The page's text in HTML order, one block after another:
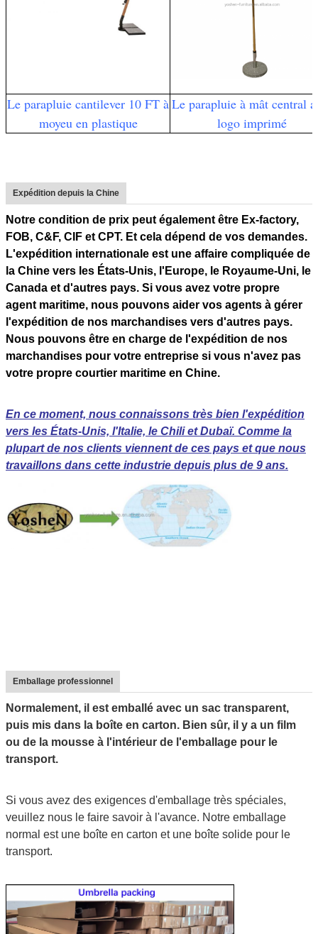
Le parapluie cantilever 10 FT à
moyeu en plastique
Le parapluie à mât central
logo imprimé
Expédition depuis la Chine
Notre condition de prix peut également être Ex-factory,
FOB, C&F, CIF et CPT. Et cela dépend de vos demandes.
L'expédition internationale est une affaire compliquée de
la Chine vers les États-Unis, l'Europe, le Royaume-Uni, le
Canada et d'autres pays. Si vous avez votre propre
agent maritime, nous pouvons aider vos agents à gérer
l'expédition de nos marchandises vers d'autres pays.
Nous pouvons être en charge de l'expédition de nos
marchandises pour votre entreprise si vous n'avez pas
votre propre courtier maritime en Chine.
En ce moment, nous connaissons très bien l'expédition
vers les États-Unis, l'Italie, le Chili et Dubaï. Comme la
plupart de nos clients viennent de ces pays et que nous
travaillons dans cette industrie depuis plus de 9 ans.
Emballage professionnel
Normalement, il est emballé avec un sac transparent,
puis mis dans la boîte en carton. Bien sûr, il y a un film
ou de la mousse à l'intérieur de l'emballage pour le
transport.
Si vous avez des exigences d'emballage très spéciales,
veuillez nous le faire savoir à l'avance. Notre emballage
normal est une boîte en carton et une boîte solide pour le
transport.